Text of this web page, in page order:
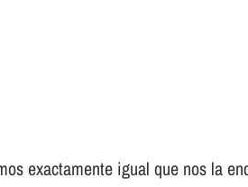
exactamente igual que nos la